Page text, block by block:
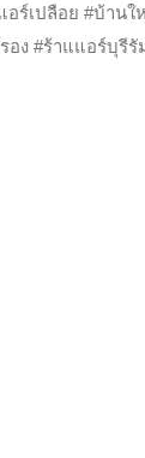
อร์เปลือย #บ้าน
ง #ร้าแแอร์บุรี